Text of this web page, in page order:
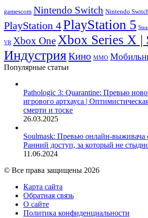
gamescom Nintendo Switch Nintendo
PlayStation 4PlayStation 5
VR Xbox One Xbox Series X |
ИндустрияКино ММО
Популярные статьи
Pathologic 3: Quarantine: Превью
игрового артхауса |
смерти и тоске
26.03.2025
Soulmask: Превью онлайн-выживача
Ранний доступ, за который не
11.06.2024
© Все права защищены 2026
Карта сайта
Обратная связь
О сайте
Политика конфиденциальности